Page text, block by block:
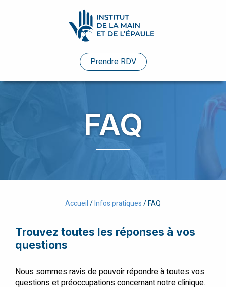
Prendre RDV
FAQ
Accueil/Infos pratiques/FAQ
Trouvez toutes les réponses à vos
questions
Nous sommes ravis de pouvoir répondre à toutes vos
questions et préoccupations concernant notre clinique.
Praticiens
pratiques
Enseignements